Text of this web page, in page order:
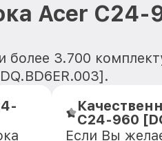
Acer C24-
более 3.700
C24-960
Если Вы